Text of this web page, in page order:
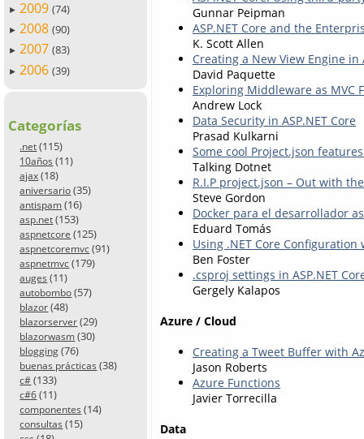
► 2009 (74)
► 2008 (90)
► 2007 (83)
► 2006 (39)
Categorías
.net (115)
10años (11)
ajax (18)
aniversario (35)
antispam (16)
asp.net (153)
aspnetcore (125)
aspnetcoremvc (91)
aspnetmvc (179)
auges (11)
autobombo (57)
blazor (48)
blazorserver (29)
blazorwasm (30)
blogging (76)
buenas prácticas (38)
c# (133)
c#6 (11)
componentes (14)
consultas (15)
Gunnar Peipman
ASP.NET Core and the
K. Scott Allen
Creating a New View Engine in
David Paquette
Exploring Middleware as MVC
Andrew Lock
Data Security in ASP.NET Core
Prasad Kulkarni
Some cool Project.json
Talking Dotnet
R.I.P project.json – Out with
Steve Gordon
Docker para el desarrollador
Eduard Tomás
Using .NET Core
Ben Foster
.csproj settings in ASP.NET
Gergely Kalapos
Azure / Cloud
Creating a Tweet Buffer with
Jason Roberts
Azure Functions
Javier Torrecilla
Data